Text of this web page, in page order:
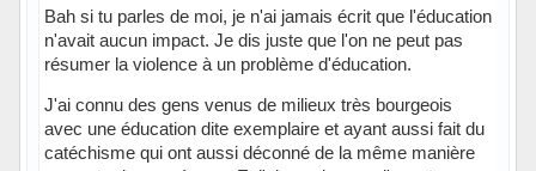
Bah si tu parles de moi, je n'ai jamais écrit que l'éducation
n'avait aucun impact. Je dis juste que l'on ne peut pas
résumer la violence à un problème d'éducation.
J'ai connu des gens venus de milieux très bourgeois
avec une éducation dite exemplaire et ayant aussi fait du
catéchisme qui ont aussi déconné de la même manière